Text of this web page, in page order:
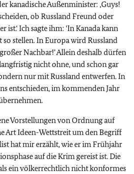
kanadische Außenminister: ‚Guys!
ob Russland Freund oder
ist.‘ Ich sagte ihm: 'In Kanada kann
so stellen. In Europa wird Russland
Nachbar!’ Allein deshalb dürfen
nicht ohne, und schon gar
nur mit Russland entwerfen. In
entschieden, im kommenden Jahr
Vorstellungen von Ordnung auf
Art Ideen-Wettstreit um den Begriff
hat mir erzählt, wie er im Frühjahr
auf die Krim gereist ist. Die
ein völkerrechtlich nicht konformes